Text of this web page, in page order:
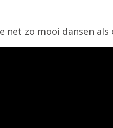
net zo mooi dansen als